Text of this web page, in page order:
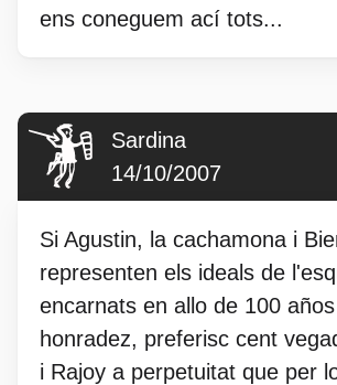
ens coneguem ací tots...
Sardina
14/10/2007
Si Agustin, la cachamona i
representen els ideals de
encarnats en allo de 100
honradez, preferisc cent
i Rajoy a perpetuitat que per